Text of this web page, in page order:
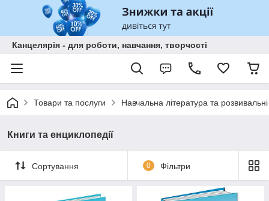
Канцелярія - для роботи, навчання, творчості
Товари та послуги Навчальна література та
Книги та енциклопедії
Сортування 0 Фільтри